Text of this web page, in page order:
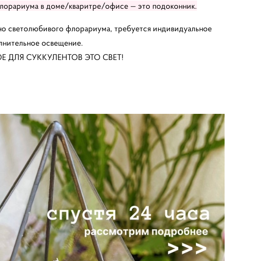
в доме/кваритре/офисе — это подоконник.
светолюбивого флорариума, требуется индивидуальное
освещение.
ДЛЯ СУККУЛЕНТОВ ЭТО СВЕТ!